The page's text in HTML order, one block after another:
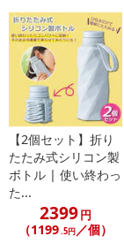
もっちりピタっと
今までの耳かきで
新感覚の耳かき96
特殊シリコンヘッ
【2個セット】折り
たたみ式シリコン製
ボトル | 使い終わっ
た...
2399円
（1199.5円／個）